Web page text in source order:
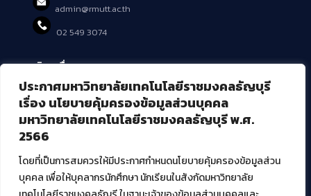
ประกาศมหาวิทยาลัยเทคโนโลยีราชมงคลธัญบุรี
เรื่อง นโยบายคุ้มครองข้อมูลส่วนบุคคล
มหาวิทยาลัยเทคโนโลยีราชมงคลธัญบุรี พ.ศ.
2566
โดยที่เป็นการสมควรให้มีประกาศกำหนดนโยบายคุ้มครองข้อมูลส่วน
บุคคล เพื่อให้บุคลากรนักศึกษา นักเรียนในสังกัดมหาวิทยาลัย
admin@rmutt.ac.th
02 549 3074
บริการอื่นๆ ของ สวส.
ศูนย์สื่อดิจิทัล
ศูนย์นวัตกรรมและความรู้
ศูนย์พัฒนาและบริการนวัตกรรมดิจิทัล
สมัยใหม่ (MoSeC)
งานบริการวิชาการให้กับหน่วยงานภายนอก